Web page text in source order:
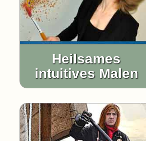
Heilsames
intuitives Malen